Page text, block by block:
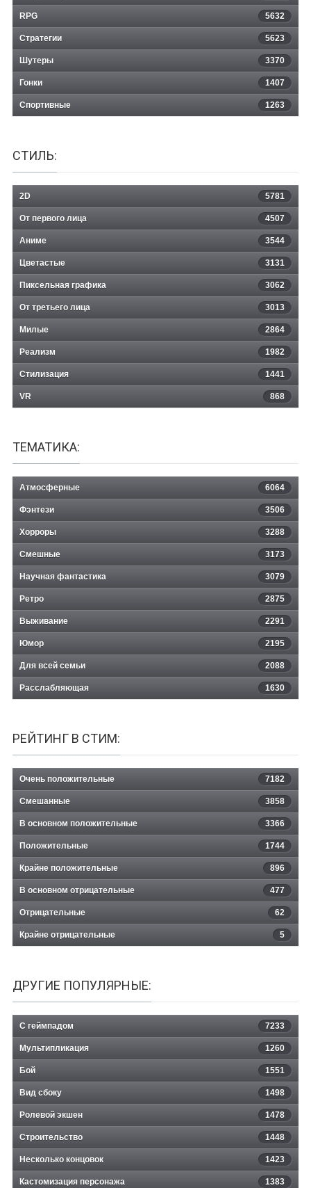
RPG 5632
Стратегии 5623
Шутеры 3370
Гонки 1407
Спортивные 1263
СТИЛЬ:
2D 5781
От первого лица 4507
Аниме 3544
Цветастые 3131
Пиксельная графика 3062
От третьего лица 3013
Милые 2864
Реализм 1982
Стилизация 1441
VR 868
ТЕМАТИКА:
Атмосферные 6064
Фэнтези 3506
Хорроры 3288
Смешные 3173
Научная фантастика 3079
Ретро 2875
Выживание 2291
Юмор 2195
Для всей семьи 2088
Расслабляющая 1630
РЕЙТИНГ В СТИМ:
Очень положительные 7182
Смешанные 3858
В основном положительные 3366
Положительные 1744
Крайне положительные 896
В основном отрицательные 477
Отрицательные 62
Крайне отрицательные 5
ДРУГИЕ ПОПУЛЯРНЫЕ:
С геймпадом 7233
Мультипликация 1260
Бой 1551
Вид сбоку 1498
Ролевой экшен 1478
Строительство 1448
Несколько концовок 1423
Кастомизация персонажа 1383